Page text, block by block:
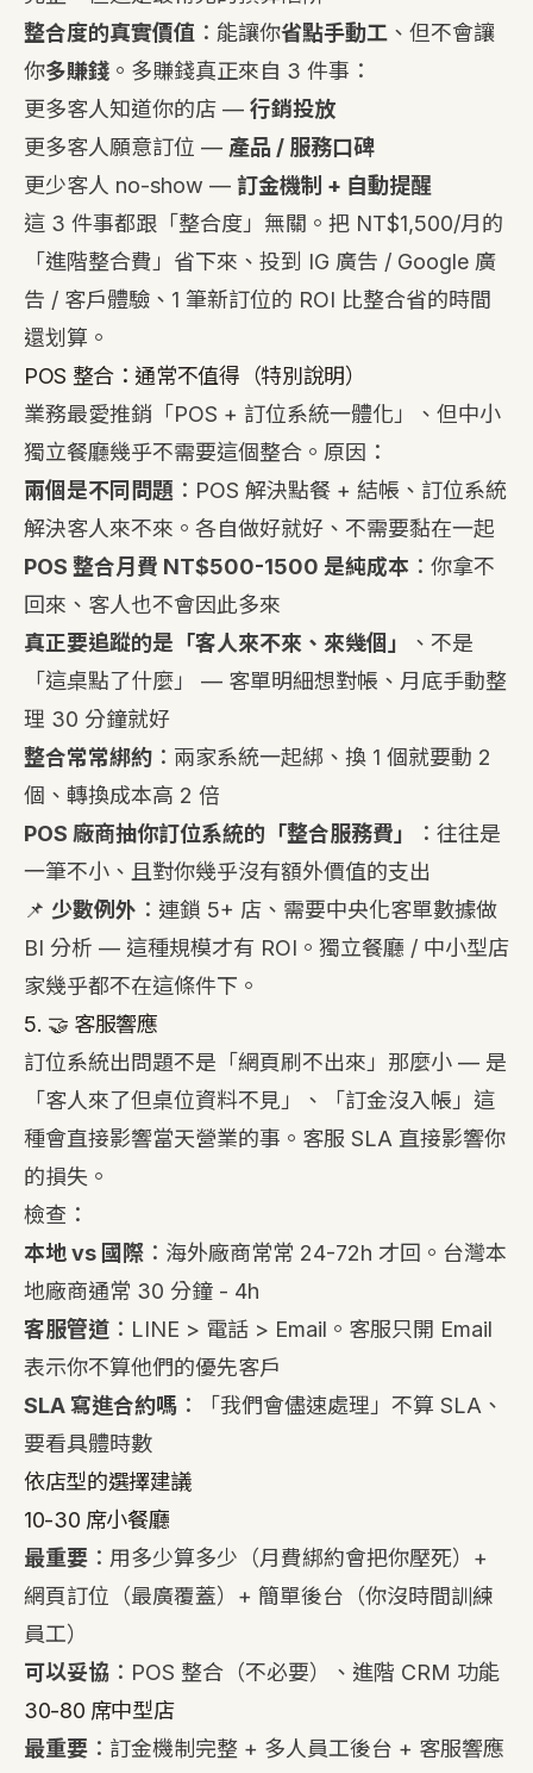
整合度的真實價值 ：能讓你省點手動工 、但不會讓
你多賺錢 。多賺錢真正來自 3 件事：
更多客人知道你的店 — 行銷投放
更多客人願意訂位 — 產品 / 服務口碑
更少客人 no-show — 訂金機制 + 自動提醒
這 3 件事都跟「整合度」無關。把 NT$1,500/月的
「進階整合費」省下來、投到 IG 廣告 / Google 廣
告 / 客戶體驗、1 筆新訂位的 ROI 比整合省的時間
還划算。
POS 整合：通常不值得（特別說明）
業務最愛推銷「POS + 訂位系統一體化」、但中小
獨立餐廳幾乎不需要這個整合。原因：
兩個是不同問題 ：POS 解決點餐 + 結帳、訂位系統
解決客人來不來。各自做好就好、不需要黏在一起
POS 整合月費 NT$500-1500 是純成本 ：你拿不
回來、客人也不會因此多來
真正要追蹤的是「客人來不來、來幾個」
、不是
「這桌點了什麼」 — 客單明細想對帳、月底手動整
理 30 分鐘就好
整合常常綁約 ：兩家系統一起綁、換 1 個就要動 2
個、轉換成本高 2 倍
POS 廠商抽你訂位系統的「整合服務費」
：往往是
一筆不小、且對你幾乎沒有額外價值的支出
📌 少數例外 ：連鎖 5+ 店、需要中央化客單數據做
BI 分析 — 這種規模才有 ROI。獨立餐廳 / 中小型店
家幾乎都不在這條件下。
5. 🤝 客服響應
訂位系統出問題不是「網頁刷不出來」那麼小 — 是
「客人來了但桌位資料不見」、「訂金沒入帳」這
種會直接影響當天營業的事。客服 SLA 直接影響你
的損失。
檢查：
本地 vs 國際 ：海外廠商常常 24-72h 才回。台灣本
地廠商通常 30 分鐘 - 4h
客服管道 ：LINE > 電話 > Email。客服只開 Email
表示你不算他們的優先客戶
SLA 寫進合約嗎 ：「我們會儘速處理」不算 SLA、
要看具體時數
依店型的選擇建議
10-30 席小餐廳
最重要 ：用多少算多少（月費綁約會把你壓死）+
網頁訂位（最廣覆蓋）+ 簡單後台（你沒時間訓練
員工）
可以妥協 ：POS 整合（不必要）、進階 CRM 功能
30-80 席中型店
最重要 ：訂金機制完整 + 多人員工後台 + 客服響應